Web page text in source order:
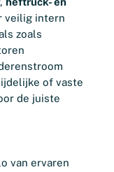
veilig intern
zoals
of vaste
de juiste
van ervaren